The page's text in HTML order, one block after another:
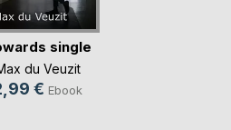
single
du Veuzit
€ Ebook